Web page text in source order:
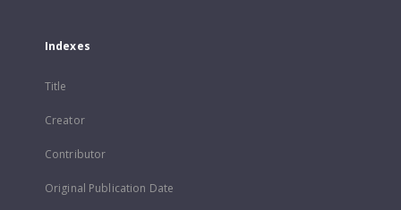
Indexes
Title
Creator
Contributor
Original Publication Date